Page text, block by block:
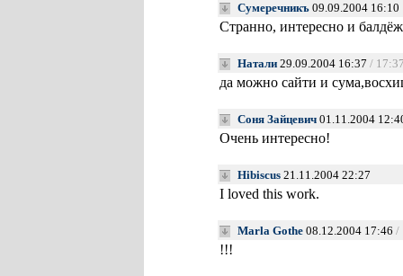
Сумеречникъ 09.09.2004 16:10
Странно, интересно и
Натали 29.09.2004 16:37 /
да можно сайти и
Соня Зайцевич 01.11.2004
Очень интересно!
Hibiscus 21.11.2004 22:27
I loved this work.
Marla Gothe 08.12.2004 17:46 /
!!!